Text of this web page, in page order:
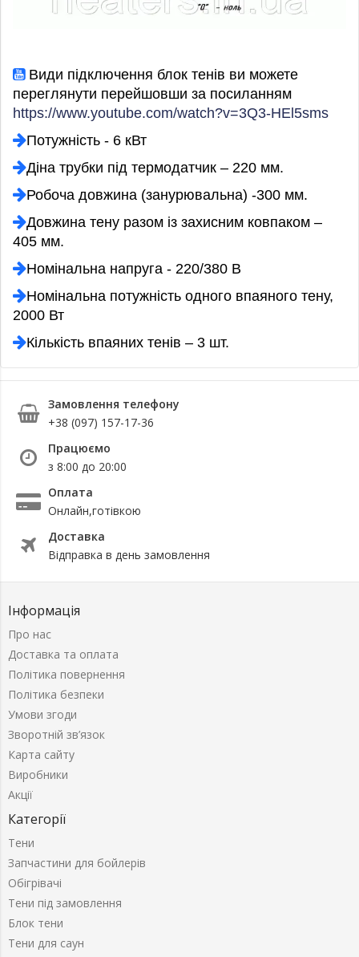
Види підключення блок тенів ви можете
переглянути перейшовши за посиланням
https://www.youtube.com/watch?v=3Q3-HEl5sms
Потужність - 6 кВт
Діна трубки під термодатчик – 220 мм.
Робоча довжина (занурювальна) -300 мм.
Довжина тену разом із захисним ковпаком –
405 мм.
Номінальна напруга - 220/380 В
Номінальна потужність одного впаяного тену,
2000 Вт
Кількість впаяних тенів – 3 шт.
Замовлення телефону
+38 (097) 157-17-36
Працюємо
з 8:00 до 20:00
Оплата
Онлайн,готівкою
Доставка
Відправка в день замовлення
Інформація
Про нас
Доставка та оплата
Політика повернення
Політика безпеки
Умови згоди
Зворотній зв’язок
Карта сайту
Виробники
Акції
Категорії
Тени
Запчастини для бойлерів
Обігрівачі
Тени під замовлення
Блок тени
Тени для саун